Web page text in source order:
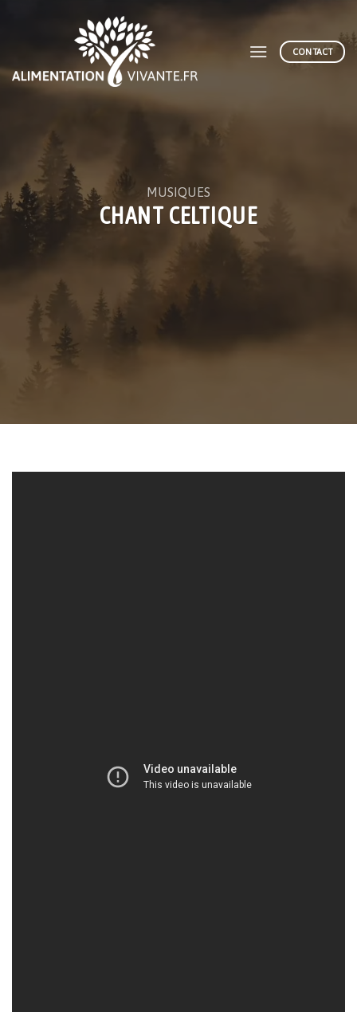
CONTACT
MUSIQUES
CHANT CELTIQUE